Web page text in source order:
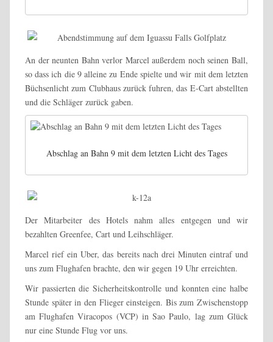
An der neunten Bahn verlor Marcel außerdem noch seinen Ball,
so dass ich die 9 alleine zu Ende spielte und wir mit dem letzten
Büchsenlicht zum Clubhaus zurück fuhren, das E-Cart abstellten
und die Schläger zurück gaben.
Abschlag an Bahn 9 mit dem letzten Licht des Tages
Der Mitarbeiter des Hotels nahm alles entgegen und wir
bezahlten Greenfee, Cart und Leihschläger.
Marcel rief ein Uber, das bereits nach drei Minuten eintraf und
uns zum Flughafen brachte, den wir gegen 19 Uhr erreichten.
Wir passierten die Sicherheitskontrolle und konnten eine halbe
Stunde später in den Flieger einsteigen. Bis zum Zwischenstopp
am Flughafen Viracopos (VCP) in Sao Paulo, lag zum Glück
nur eine Stunde Flug vor uns.